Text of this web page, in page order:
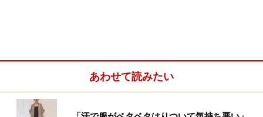
爽やかなブルーのワンピースは見た目にも涼やか 出典：
あわせて読みたい